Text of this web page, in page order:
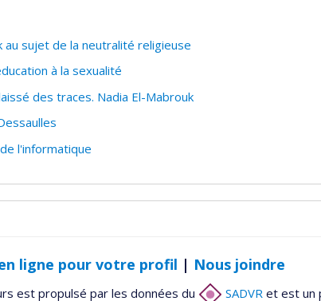
sujet de la neutralité religieuse
à la sexualité
des traces. Nadia El-Mabrouk
l'informatique
ligne pour votre profil | Nous joindre
est propulsé par les données du SADVR et est un